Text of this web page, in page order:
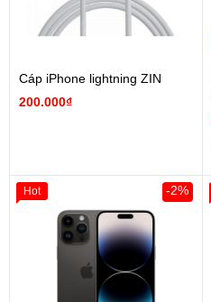
Cáp iPhone lightning ZIN
200.000₫
-2%
Hot